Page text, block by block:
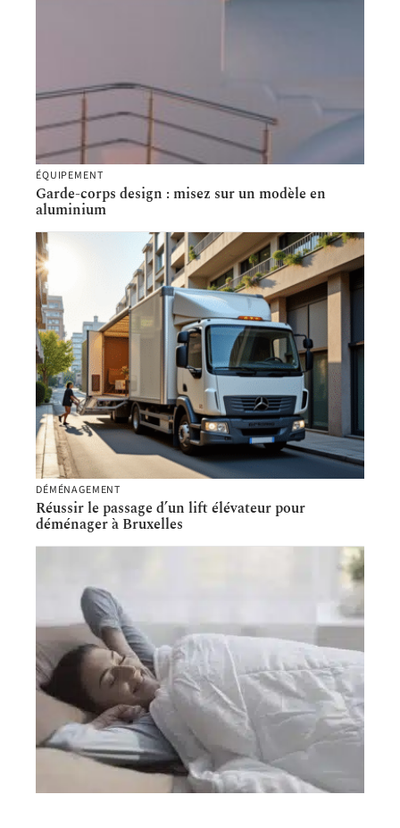
ÉQUIPEMENT
Garde-corps design : misez sur un modèle en
aluminium
DÉMÉNAGEMENT
Réussir le passage d’un lift élévateur pour
déménager à Bruxelles